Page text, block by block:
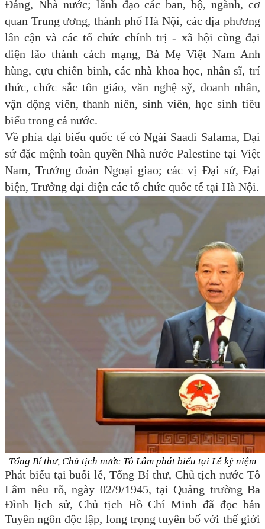
Đảng, Nhà nước; lãnh đạo các ban, bộ, ngành, cơ
quan Trung ương, thành phố Hà Nội, các địa phương
lân cận và các tổ chức chính trị - xã hội cùng đại
diện lão thành cách mạng, Bà Mẹ Việt Nam Anh
hùng, cựu chiến binh, các nhà khoa học, nhân sĩ, trí
thức, chức sắc tôn giáo, văn nghệ sỹ, doanh nhân,
vận động viên, thanh niên, sinh viên, học sinh tiêu
biểu trong cả nước.
Về phía đại biểu quốc tế có Ngài Saadi Salama, Đại
sứ đặc mệnh toàn quyền Nhà nước Palestine tại Việt
Nam, Trưởng đoàn Ngoại giao; các vị Đại sứ, Đại
biện, Trưởng đại diện các tổ chức quốc tế tại Hà Nội.
Tổng Bí thư, Chủ tịch nước Tô Lâm phát biểu tại Lễ kỷ niệm
Phát biểu tại buổi lễ, Tổng Bí thư, Chủ tịch nước Tô
Lâm nêu rõ, ngày 02/9/1945, tại Quảng trường Ba
Đình lịch sử, Chủ tịch Hồ Chí Minh đã đọc bản
Tuyên ngôn độc lập, long trọng tuyên bố với thế giới